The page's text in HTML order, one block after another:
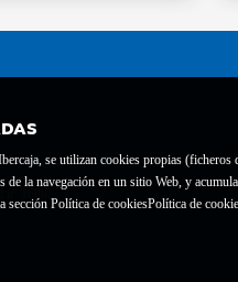
se utilizan cookies propias
la navegación en un sitio Web, y
sección Política de cookiesPolítica de
1689.